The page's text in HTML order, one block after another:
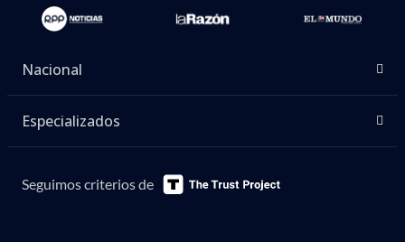
Nacional
Especializados
Seguimos criterios de